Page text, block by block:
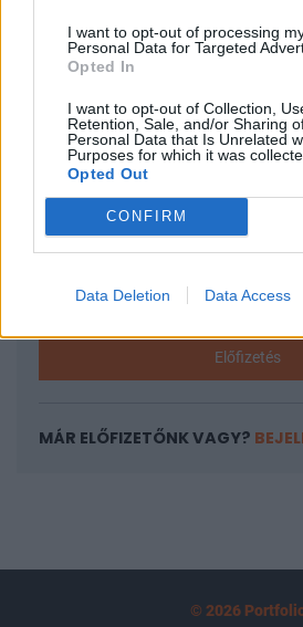
I want to opt-out of processing
Personal Data for Targeted
Opted In
I want to opt-out of Collection,
Retention, Sale, and/or Sharing
Personal Data that Is Unrelated
Purposes for which it was
Opted Out
CONFIRM
Data Deletion Data Access
KEDVES OLVASÓNK!
A keresett cikk a portfolio.hu
tartozik, melynek olvasása
regisztrációhoz kötött.
Az előfizetés a következőket
kötéslistái
Előfizetés
MÁR ELŐFIZETŐNK VAGY?
© 2026